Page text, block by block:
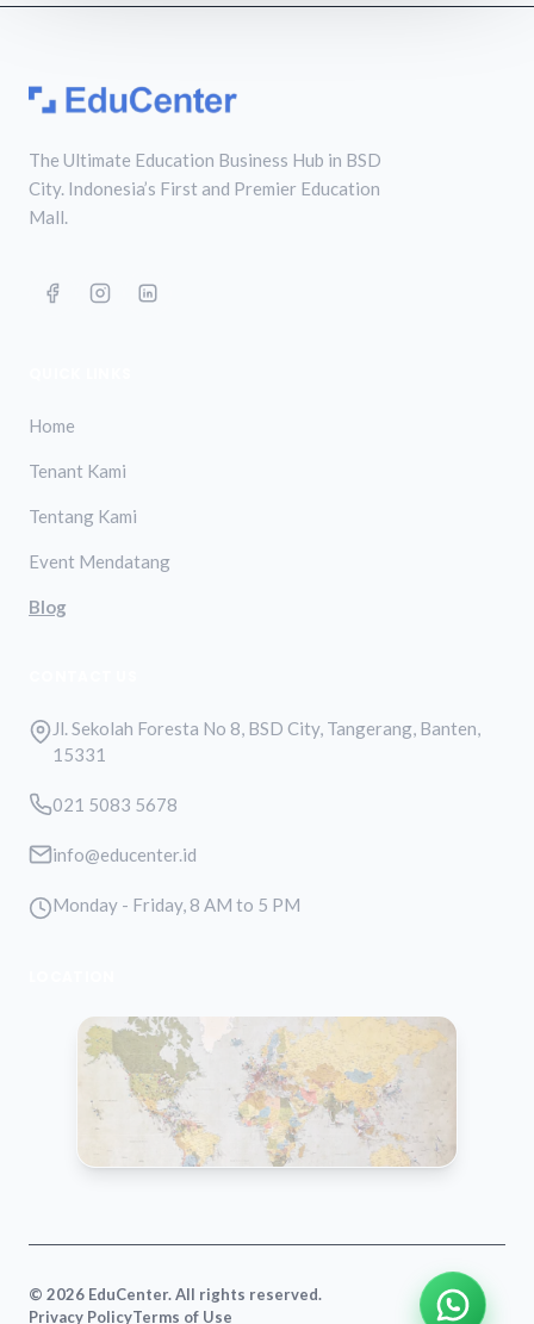
The Ultimate Education Business Hub in BSD
City. Indonesia’s First and Premier Education
Mall.
Home
Tenant Kami
Tentang Kami
Event Mendatang
Blog
Jl. Sekolah Foresta No 8, BSD City, Tangerang, Banten,
15331
021 5083 5678
info@educenter.id
Monday - Friday, 8 AM to 5 PM
© 2026 EduCenter. All rights reserved.
Privacy PolicyTerms of Use